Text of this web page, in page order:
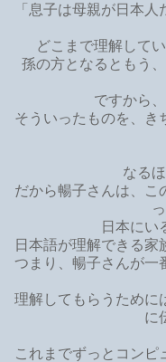
「息子は母親が日本
どこまで理解して
孫の方となるともう
ですから
そういったものを、き
なる
だから暢子さんは、こ
日本にい
日本語が理解できる家
つまり、暢子さんが一
理解してもらうために
に
これまでずっとコンピ